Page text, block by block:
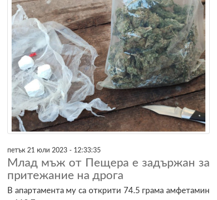
петък 21 юли 2023 - 12:33:35
Млад мъж от Пещера е задържан за
притежание на дрога
В апартамента му са открити 74.5 грама амфетамин